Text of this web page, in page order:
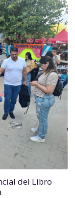
del Libro